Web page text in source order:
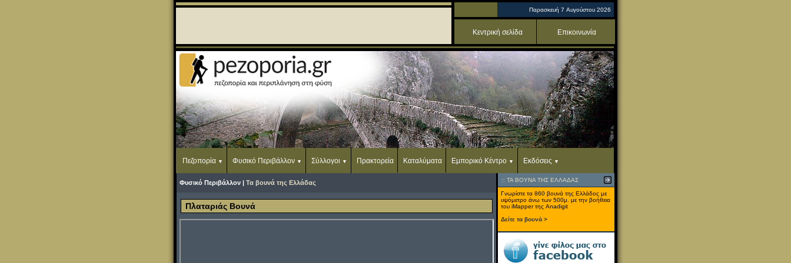
Παρασκευή 7 Αυγούστου 2026
Κεντρική σελίδα Επικοινωνία
Πεζοπορία Φυσικό Περιβάλλον Σύλλογοι Πρακτορεία Καταλύματα Εμπορικό Κέντρο Εκδόσεις
Φυσικό Περιβάλλον | Τα βουνά της Ελλάδας
Πλαταριάς Βουνά
:: ΤΑ ΒΟΥΝΑ ΤΗΣ ΕΛΛΑΔΑΣ
Γνωρίστε τα 860 βουνά της Ελλάδος με
υψόμετρο άνω των 500μ. με την βοήθεια
του iMapper της Anadigit
Δείτε τα βουνά >